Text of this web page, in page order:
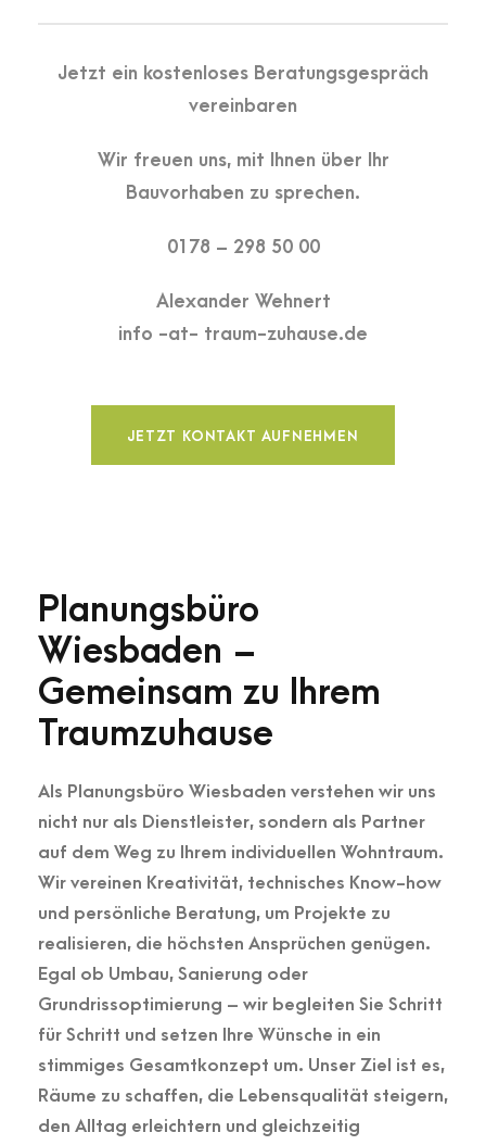
Jetzt ein kostenloses Beratungsgespräch
vereinbaren
Wir freuen uns, mit Ihnen über Ihr
Bauvorhaben zu sprechen.
0178 – 298 50 00
Alexander Wehnert
info -at- traum-zuhause.de
JETZT KONTAKT AUFNEHMEN
Planungsbüro
Wiesbaden –
Gemeinsam zu Ihrem
Traumzuhause
Als Planungsbüro Wiesbaden verstehen wir uns
nicht nur als Dienstleister, sondern als Partner
auf dem Weg zu Ihrem individuellen Wohntraum.
Wir vereinen Kreativität, technisches Know-how
und persönliche Beratung, um Projekte zu
realisieren, die höchsten Ansprüchen genügen.
Egal ob Umbau, Sanierung oder
Grundrissoptimierung – wir begleiten Sie Schritt
für Schritt und setzen Ihre Wünsche in ein
stimmiges Gesamtkonzept um. Unser Ziel ist es,
Räume zu schaffen, die Lebensqualität steigern,
den Alltag erleichtern und gleichzeitig